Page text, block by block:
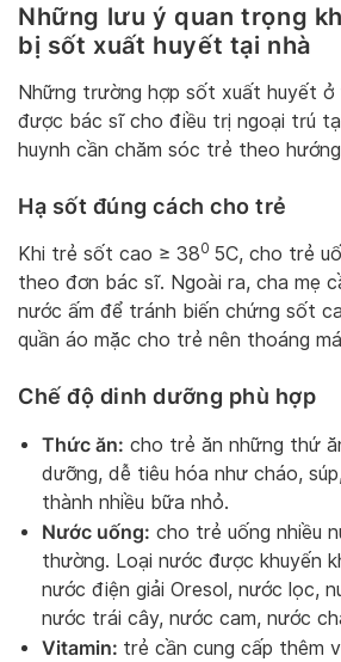
Những lưu ý quan trọng
bị sốt xuất huyết tại nhà
Những trường hợp sốt xuất huyết ở
được bác sĩ cho điều trị ngoại trú
huynh cần chăm sóc trẻ theo
Hạ sốt đúng cách cho trẻ
Khi trẻ sốt cao ≥ 380 5C, cho trẻ
theo đơn bác sĩ. Ngoài ra, cha mẹ
nước ấm để tránh biến chứng sốt
quần áo mặc cho trẻ nên thoáng
Chế độ dinh dưỡng phù hợp
Thức ăn: cho trẻ ăn những thứ
dưỡng, dễ tiêu hóa như cháo,
thành nhiều bữa nhỏ.
Nước uống: cho trẻ uống nhiều
thường. Loại nước được khuyến
nước điện giải Oresol, nước lọc,
nước trái cây, nước cam, nước
Vitamin: trẻ cần cung cấp thêm